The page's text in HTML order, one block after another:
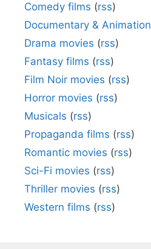
Comedy films (rss)
Documentary & Animation
Drama movies (rss)
Fantasy films (rss)
Film Noir movies (rss)
Horror movies (rss)
Musicals (rss)
Propaganda films (rss)
Romantic movies (rss)
Sci-Fi movies (rss)
Thriller movies (rss)
Western films (rss)